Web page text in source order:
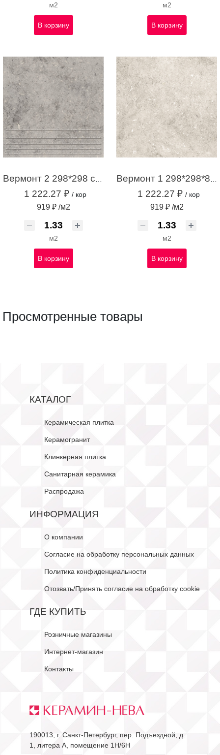
м2
В корзину
м2
В корзину
1 222.27 ₽ / кор
919 ₽ /м2
м2
В корзину
1 222.27 ₽ / кор
919 ₽ /м2
м2
В корзину
Просмотренные товары
КАТАЛОГ
Керамическая плитка
Керамогранит
Клинкерная плитка
Санитарная керамика
Распродажа
ИНФОРМАЦИЯ
О компании
Согласие на обработку персональных данных
Политика конфиденциальности
Отозвать/Принять согласие на обработку cookie
ГДЕ КУПИТЬ
Розничные магазины
Интернет-магазин
Контакты
190013, г. Санкт-Петербург, пер. Подъездной, д.
1, литера А, помещение 1Н/6Н